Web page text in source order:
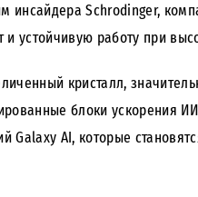
инсайдера Schrodinger,
устойчивую работу при
кристалл,
блоки ускорения
Galaxy AI, которые